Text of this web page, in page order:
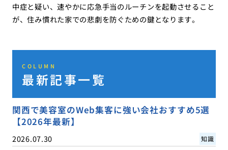
中症と疑い、速やかに応急手当のルーチンを起動させること
が、住み慣れた家での悲劇を防ぐための鍵となります。
COLUMN
最新記事一覧
関西で美容室のWeb集客に強い会社おすすめ5選
【2026年最新】
2026.07.30 知識